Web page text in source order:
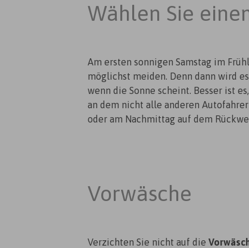
Wählen Sie
Am ersten sonnigen Samstag im
möglichst meiden. Denn dann wird
wenn die Sonne scheint. Besser ist
an dem nicht alle anderen
oder am Nachmittag auf dem
Vorwäsche
Verzichten Sie nicht auf die